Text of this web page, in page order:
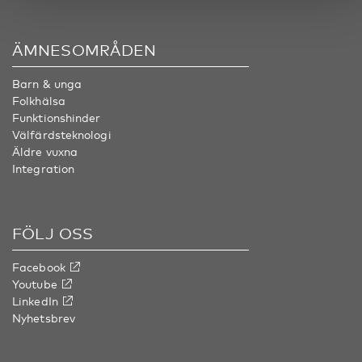
ÄMNESOMRÅDEN
Barn & unga
Folkhälsa
Funktionshinder
Välfärdsteknologi
Äldre vuxna
Integration
FÖLJ OSS
Facebook
Youtube
LinkedIn
Nyhetsbrev